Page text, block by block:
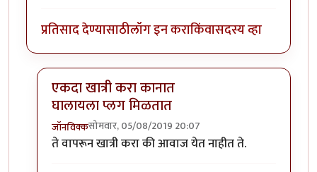
प्रतिसाद देण्यासाठीलॉग इन कराकिंवासदस्य व्हा
एकदा खात्री करा कानात
घालायला प्लग मिळतात
जॉनविक्कसोमवार, 05/08/2019 20:07
In reply toनाही.byतमराज किल्विष
ते वापरून खात्री करा की आवाज येत नाहीत ते.